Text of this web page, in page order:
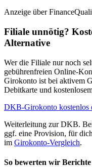
Anzeige über
Filiale unnötig?
Alternative
Wer die Filiale nur noch
gebührenfreien Online-
Girokonto ist bei aktivem
Debitkarte und
DKB-Girokonto kostenlos
Weiterleitung zur DKB.
ggf. eine Provision, für
im Girokonto-Vergleich.
So bewerten wir Berichte